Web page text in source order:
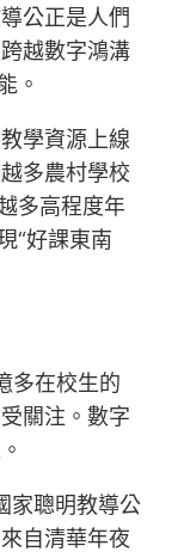
公正是人們
越數字鴻溝
。
學資源上線
多農村學校
多高程度年
“好課東南
多在校生的
關注。數字
家聰明教導公
來自清華年夜